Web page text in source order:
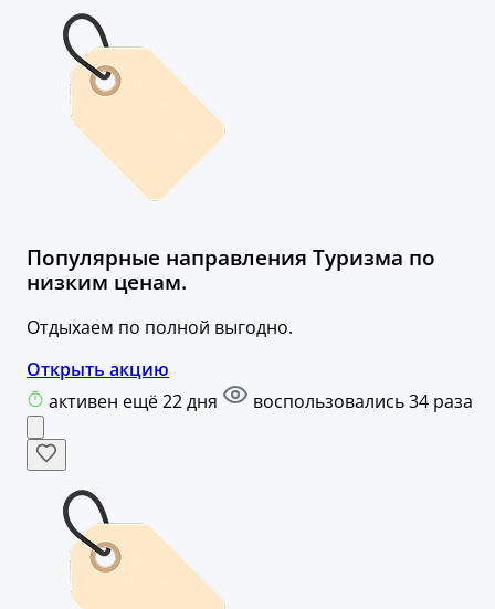
Популярные направления Туризма по
низким ценам.
Отдыхаем по полной выгодно.
Открыть акцию
активен ещё 22 дня
воспользовались 34 раза